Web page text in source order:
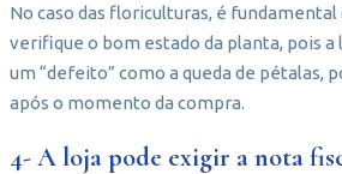
No caso das floriculturas, é
verifique o bom estado da planta, pois a
um “defeito” como a queda de pétalas,
após o momento da compra.
4- A loja pode exigir a nota